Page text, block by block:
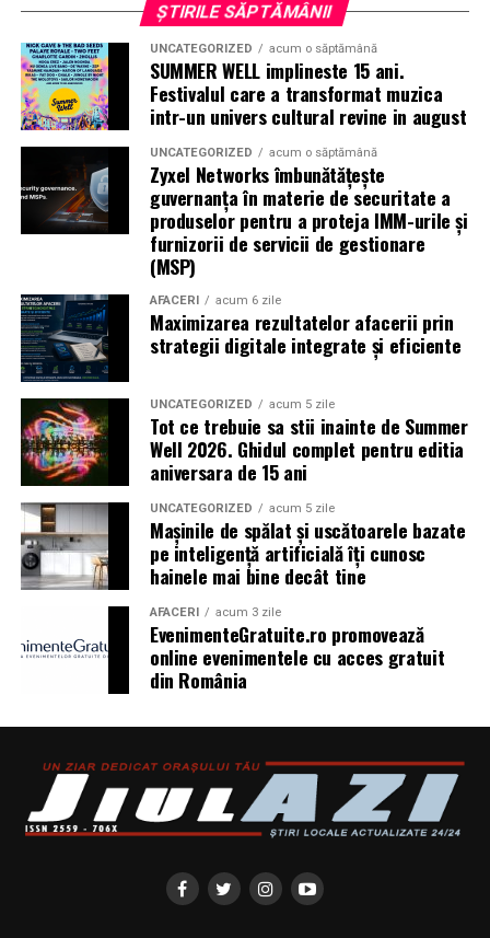
Pentru cei care vor să descopere mai mult decât
parfumul din sticlă, Oriflame a lansat și o serie
episoade disponibile pe YouTube, unde poate fi urmărit
întregul proces de creație, de la inspirație și alegerea
ingredientelor până la competiția dintre parfumieri.
Ce parfum alegi vara?Nu există un răspuns universal.
Dacă îți plac parfumurile proaspete, citrice și energice,
ingredientele precum lime-ul sunt alegerea ideală. Dacă
preferi aromele calde, exotice și cu personalitate, notele
de smochină, cocos și lemn de santal sunt perfecte
pentru serile de vară.
Indiferent de preferințe, sezonul cald este momentul
ideal să experimentezi și să descoperi parfumuri
inspirate din universul parfumeriei de nișă. Iarcolecția
Top Scents de la Oriflame demonstrează că
pot exista în aceeași sticlă.
(Advertorial)
ȘTIRILE SĂPTĂMÂNII
UNCATEGORIZED acum o săptămână
SUMMER WELL implineste 15 ani.
Festivalul care a transformat muzica
intr-un univers cultural revine in august
UNCATEGORIZED acum o săptămână
Zyxel Networks îmbunătățește
guvernanța în materie de securitate a
produselor pentru a proteja IMM-urile și
furnizorii de servicii de gestionare
(MSP)
AFACERI acum 6 zile
Maximizarea rezultatelor afacerii prin
strategii digitale integrate și eficiente
UNCATEGORIZED acum 5 zile
Tot ce trebuie sa stii inainte de Summer
Well 2026. Ghidul complet pentru editia
aniversara de 15 ani
UNCATEGORIZED acum 5 zile
Mașinile de spălat și uscătoarele bazate
pe inteligență artificială îți cunosc
hainele mai bine decât tine
AFACERI acum 3 zile
EvenimenteGratuite.ro promovează
online evenimentele cu acces gratuit
din România